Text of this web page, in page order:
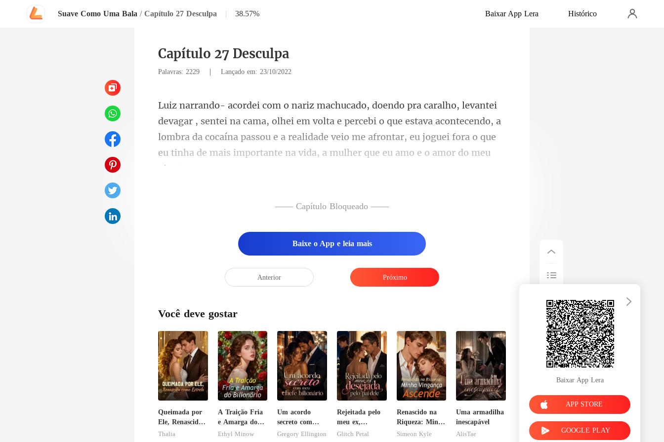
Suave Como Uma Bala / Capítulo 27 Desculpa | 38.57% Baixar App Lera Histórico
Capítulo 27 Desculpa
Palavras: 2229 | Lançado em: 23/10/2022
ei em volta e percebi o que estava acontecendo, a
lombra da cocaína passou e a realidade veio me afronta
—— Capítulo Bloqueado ——
Baixe o App e leia mais
Anterior Próximo
Você deve gostar
Queimada por
Ele, Renascida
como Estrela
Thalia
A Traição Fria
e Amarga do
Bilionário
Ethyl Minow
Um acordo
secreto com
meu chefe
Gregory Ellington
Rejeitada pelo
meu ex,
desejada pelo
Glitch Petal
Renascido na
Riqueza: Minha
Vingança
Simeon Kyle
Uma armadilha
inescapável
AlisTae
Baixar App Lera
APP STORE
GOOGLE PLAY